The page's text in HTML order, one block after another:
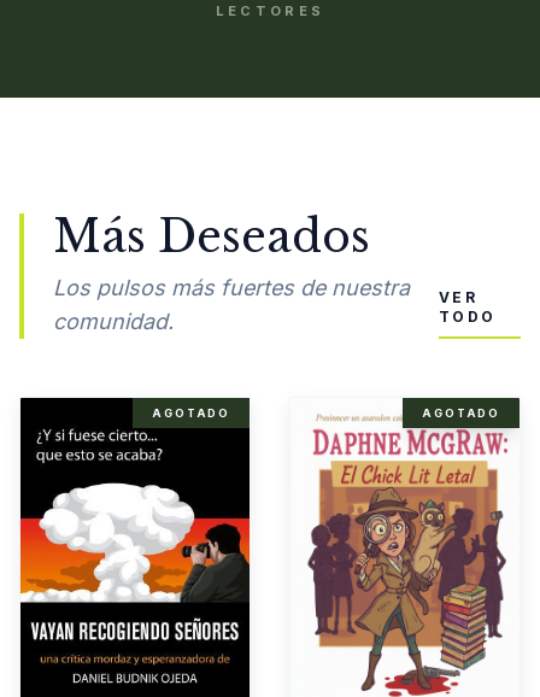
LECTORES
Más Deseados
Los pulsos más fuertes de nuestra
comunidad.
VER
TODO
AGOTADO AGOTADO